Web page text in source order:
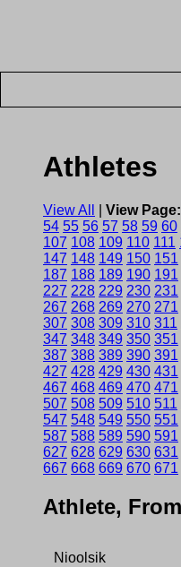
Athletes
View All View Page:
54 55 56 57 58 59 60
107 108 109 110 111
147 148 149 150 151
187 188 189 190 191
227 228 229 230 231
267 268 269 270 271
307 308 309 310 311
347 348 349 350 351
387 388 389 390 391
427 428 429 430 431
467 468 469 470 471
507 508 509 510 511
547 548 549 550 551
587 588 589 590 591
627 628 629 630 631
667 668 669 670 671
Athlete,
Nioolsik